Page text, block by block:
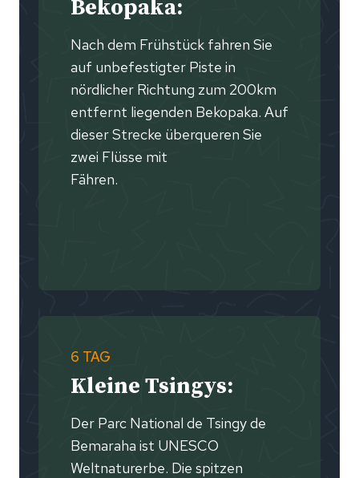
Bekopaka:
Nach dem Frühstück fahren Sie
auf unbefestigter Piste in
nördlicher Richtung zum 200km
entfernt liegenden Bekopaka. Auf
dieser Strecke überqueren Sie
zwei Flüsse mit
Fähren.
6 TAG
Kleine Tsingys:
Der Parc National de Tsingy de
Bemaraha ist UNESCO
Weltnaturerbe. Die spitzen